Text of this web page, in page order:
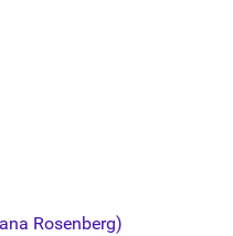
Rosenberg)